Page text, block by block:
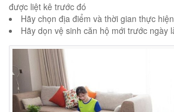
được liệt kê trước đó
Hãy chọn địa điểm và thời gian thực
Hãy dọn vệ sinh căn hộ mới trước ngày